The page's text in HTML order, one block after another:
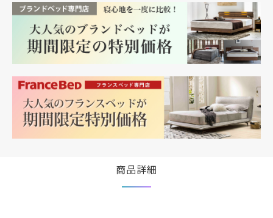
ンスベッド製マットレスの寿命は？どのくらい使
えるのか？フランスベッド製マットレスの寿命
は？どのくらい使えるのか？
スベッドのマットレスの特徴【専門スタッフ解
説】寝心地だけじゃない！？フランスベッドのマ
ットレスの特徴【専門スタッフ解説】寝心地だけ
じゃない！？フランスベッドのマットレスの特徴
【専門スタッフ解説】寝心地だけじゃない！？フ
解説】寝心地だけじゃない！？フランスベッドの
マットレスの特徴【専門スタッフ解説】寝心地だ
けじゃない！？フランスベッドのマットレスの特
徴【専門スタッフ解説】寝心地だけじゃない！？
フランスベッドのマットレスの特徴【専門スタッ
だけじゃない！？フランスベッドのマットレスの
特徴【専門スタッフ解説】寝心地だけじゃな
商品詳細